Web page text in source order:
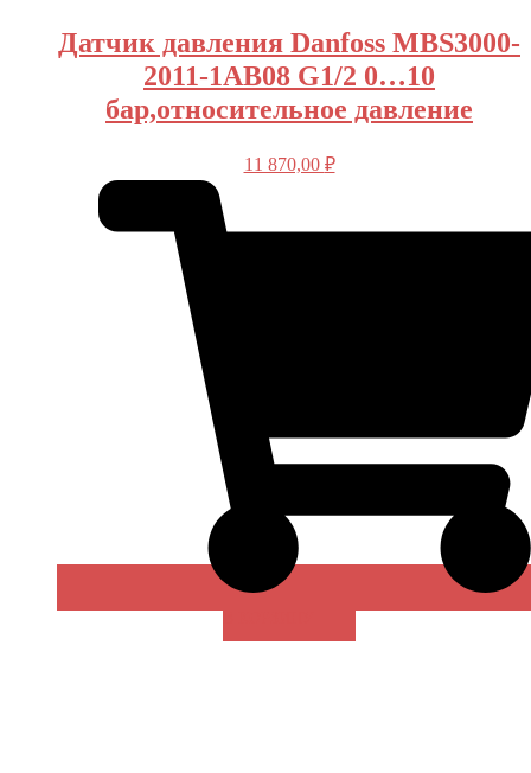
Датчик давления Danfoss MBS3000-
2011-1AB08 G1/2 0…10
бар,относительное давление
11 870,00 ₽